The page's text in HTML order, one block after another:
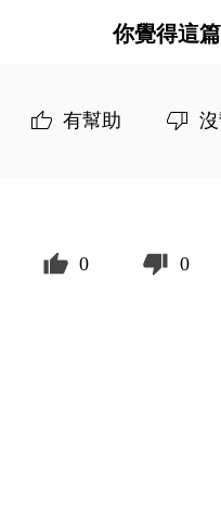
你覺得這
有幫助
0 0